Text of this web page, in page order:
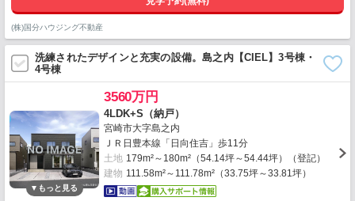
(株)国分ハウジング不動産
洗練されたデザインと充実の設備。島之内【CIEL】3号棟・
4号棟
3560万円
4LDK+S（納戸）
宮崎市大字島之内
ＪＲ日豊本線「日向住吉」歩11分
土地 179m²～180m²（54.14坪～54.44坪）（登記）
建物 111.58m²～111.78m²（33.75坪～33.81坪）